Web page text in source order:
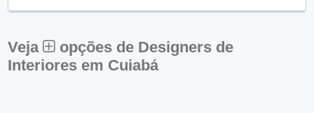
Sex:
09:00 - 18:00
Dom:
Fechado
Veja
opções de Designers de
Interiores em Cuiabá